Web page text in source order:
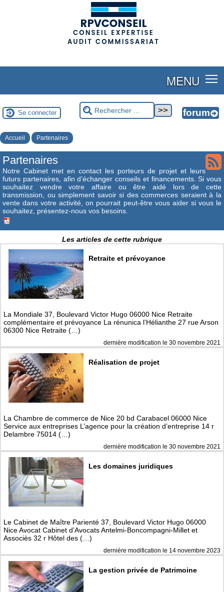
MENU
Se connecter
Accueil Partenaires
Partenaires
Notre Cabinet met en contact les porteurs de projet et leurs
futurs partenaires, afin d’échanger conseils et financements. Si vous
souhaitez vendre votre affaire ou être aidé lors de cette
transmission, ou simplement savoir si des commerces seraient à la
vente dans votre activité, on pourrait peut-être vous aider si vous le
souhaitez, présentez-nous vos besoins.
Les articles de cette rubrique
Retraite et prévoyance
La Mondiale 37, Boulevard Victor Hugo 06000 Nice Retraite
complémentaire et prévoyance La rénunica l’Hélianthe 27 rue Arson
06300 Nice Retraite (…)
dernière modification le 30 novembre 2021
Réalisation de projet
La Chambre de commerce de Nice 20 bd Carabacel 06000 Nice
Service aux entreprises L’agence pour la création d’entreprise 14 r
Delambre 75014 (…)
dernière modification le 30 novembre 2021
Les domaines juridiques
Le Cabinet de Maître Parienté 37, Boulevard Victor Hugo 06000
Nice Avocat Cabinet d’Avocats Antelmi-Boncompagni-Millet et
Associès 32 r Hôtel des (…)
dernière modification le 14 novembre 2023
La gestion privée de Patrimoine